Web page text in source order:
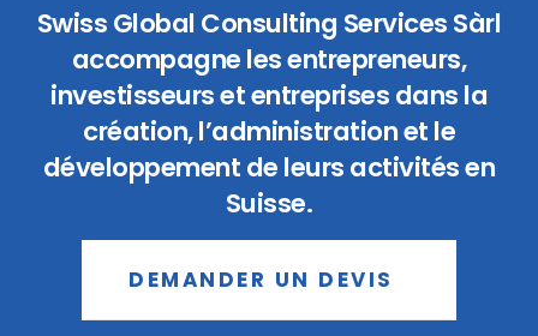
Swiss Global Consulting Services Sàrl
accompagne les entrepreneurs,
investisseurs et entreprises dans la
création, l’administration et le
développement de leurs activités en
Suisse.
DEMANDER UN DEVIS